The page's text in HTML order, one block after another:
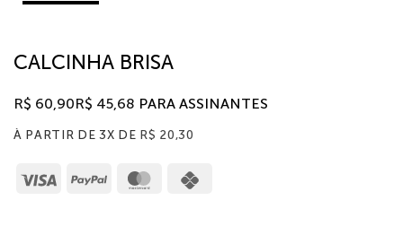
CALCINHA BRISA
R$ 60,90R$ 45,68 PARA ASSINANTES
À PARTIR DE 3X DE R$ 20,30
Visa PayPal MasterCard